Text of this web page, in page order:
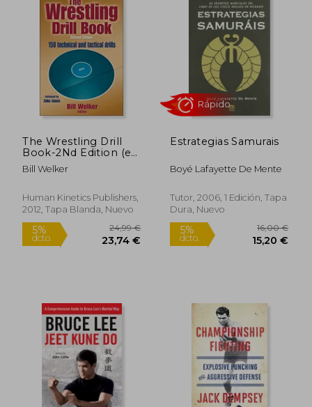
5%
dcto. 38,20 €
5%
Rápido
The Wrestling Drill
Book-2Nd Edition (en
Inglés)
Bill Welker
Human Kinetics Publishers,
2012, Tapa Blanda, Nuevo
Estrategias Samurais
Boyé Lafayette De Mente
Tutor, 2006, 1 Edición, Tapa
Dura, Nuevo
Rápido